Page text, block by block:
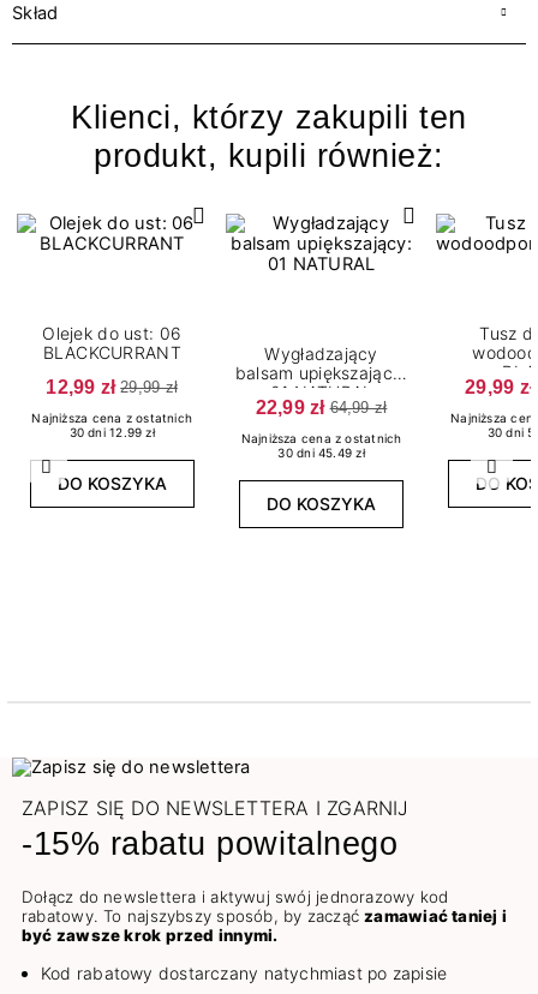
Skład
Klienci, którzy zakupili ten
produkt, kupili również:
Poprzedni
Olejek do ust: 06
BLACKCURRANT
12,99 zł 29,99 zł
Najniższa cena z ostatnich
30 dni 12.99 zł
DO KOSZYKA
Wygładzający
balsam upiększający:
01 NATURAL
22,99 zł 64,99 zł
Najniższa cena z ostatnich
30 dni 45.49 zł
DO KOSZYKA
Tusz
29,99 zł
Najniższa
30 dni
DO
ZAPISZ SIĘ DO NEWSLETTERA I ZGARNIJ
-15% rabatu powitalnego
Dołącz do newslettera i aktywuj swój jednorazowy kod
rabatowy. To najszybszy sposób, by zacząćzamawiać taniej i
być zawsze krok przed innymi.
Kod rabatowy dostarczany natychmiast po zapisie